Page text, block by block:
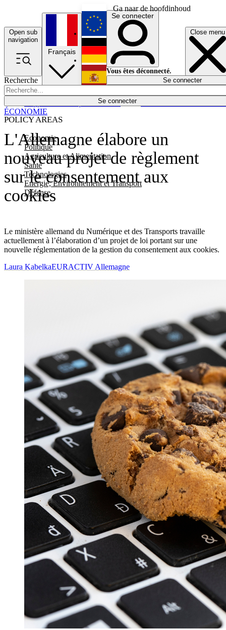
Ga naar de hoofdinhoud
Open sub
navigation
Close menu
Recherche
Se connecter
POLICY AREAS
Economie
Politique
Agriculture et Alimentation
Santé
Technologies
Energie, Environnement et Transport
Défense
Économie
Français
English
Deutsch
Español
Se connecter
Vous êtes déconnecté.
Se connecter
L'Allemagne élabore un
nouveau projet de règlement
sur le consentement aux
cookies
Le ministère allemand du Numérique et des Transports travaille
actuellement à l’élaboration d’un projet de loi portant sur une
nouvelle réglementation de la gestion du consentement aux cookies.
ÉCONOMIE
Laura KabelkaEURACTIV Allemagne